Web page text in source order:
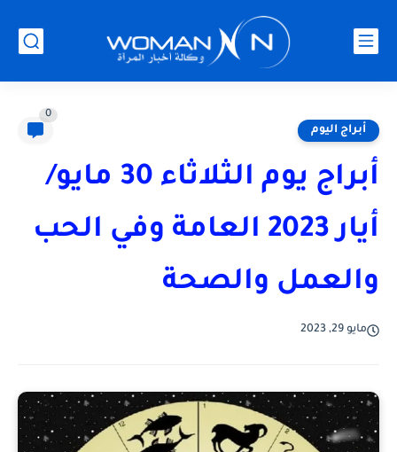
أبراج اليوم
0
أبراج يوم الثلاثاء 30 مايو/
أيار 2023 العامة وفي الحب
والعمل والصحة
مايو 29, 2023